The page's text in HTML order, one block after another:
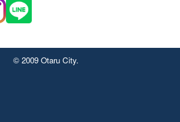
© 2009 Otaru City.